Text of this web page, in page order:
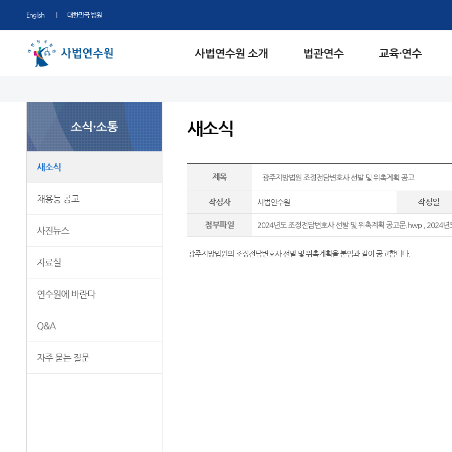
English 대한민국 법원
사법연수원 소개 법관연수 교육·연수
주요업무
연혁
갤러리
신임법관연수
법실무교육
국제사법협력
채용등 공고
사진뉴스
Q&A
소식·소통
새소식
채용등 공고
사진뉴스
자료실
연수원에 바란다
Q&A
자주 묻는 질문
새소식
제목 광주지방법원 조정전담변호사 선발 및 위촉계획 공고
작성자 사법연수원 작성일
첨부파일 2024년도 조정전담변호사 선발 및 위촉계획 공고문.hwp, 2024년
광주지방법원의 조정전담변호사 선발 및 위촉계획을 붙임과 같이 공고합니다.